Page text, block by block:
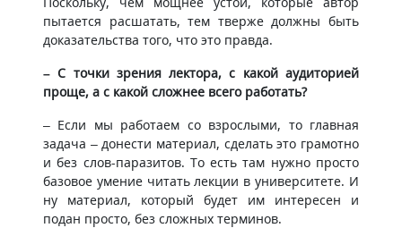
пытается расшатать, тем тверже должны быть
доказательства того, что это правда.
– С точки зрения лектора, с какой аудиторией
проще, а с какой сложнее всего работать?
– Если мы работаем со взрослыми, то главная
задача – донести материал, сделать это грамотно
и без слов-паразитов. То есть там нужно просто
базовое умение читать лекции в университете. И
ну материал, который будет им интересен и
подан просто, без сложных терминов.